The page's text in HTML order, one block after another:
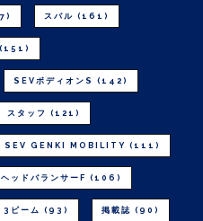
スバル (161)
(151)
SEVボディオンS (142)
スタッフ (121)
SEV GENKI MOBILITY (111)
ッドバランサーF (106)
3ビーム (93) 掲載誌 (90)